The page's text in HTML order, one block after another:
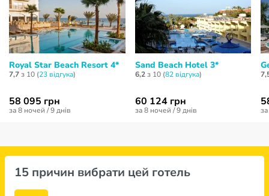
Royal Star Beach Resort 4*
7,7з 10 (23 відгукa)
58 095 грн
за 8 ночей / 9 днів
Sand Beach Hotel 3*
6,2з 10 (82 відгукa)
60 124 грн
за 8 ночей / 9 днів
15 причин вибрати цей готель